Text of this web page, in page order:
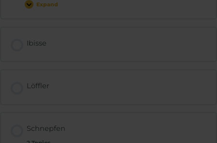
Expand
Ibisse
Löffler
Schnepfen